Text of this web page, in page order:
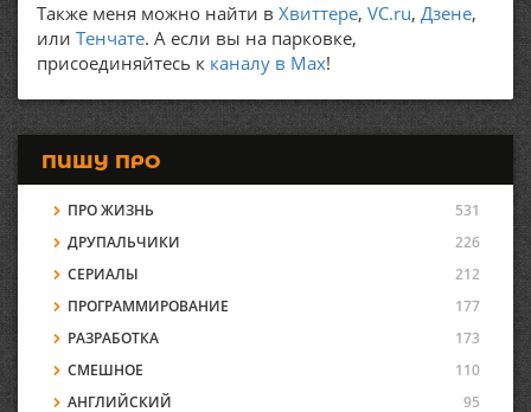
Также меня можно найти в Хвиттере, VC.ru, Дзене,
или Тенчате. А если вы на парковке,
присоединяйтесь к каналу в Max!
ПИШУ ПРО
ПРО ЖИЗНЬ
531
ДРУПАЛЬЧИКИ
226
СЕРИАЛЫ
212
ПРОГРАММИРОВАНИЕ
177
РАЗРАБОТКА
173
СМЕШНОЕ
110
АНГЛИЙСКИЙ
95